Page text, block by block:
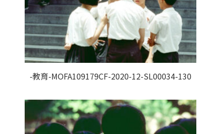
-教育-MOFA109179CF-2020-12-SL00034-130